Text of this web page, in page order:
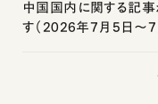
中国国内に関する記
す（2026年7月5日～7